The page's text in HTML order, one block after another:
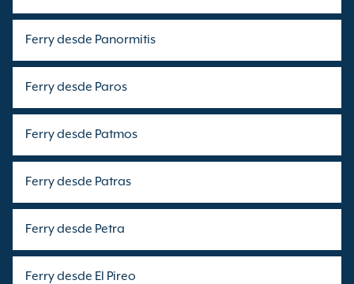
Ferry desde Panormitis
Ferry desde Paros
Ferry desde Patmos
Ferry desde Patras
Ferry desde Petra
Ferry desde El Pireo